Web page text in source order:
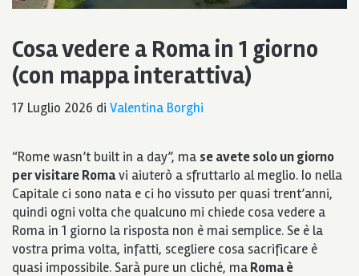
Cosa vedere a Roma in 1 giorno
(con mappa interattiva)
17 Luglio 2026 di Valentina Borghi
“Rome wasn’t built in a day”, ma se avete solo un giorno
per visitare Romavi aiuterò a sfruttarlo al meglio. Io nella
Capitale ci sono nata e ci ho vissuto per quasi trent’anni,
quindi ogni volta che qualcuno mi chiede cosa vedere a
Roma in 1 giorno la risposta non è mai semplice. Se è la
vostra prima volta, infatti, scegliere cosa sacrificare è
quasi impossibile. Sarà pure un cliché, maRoma è